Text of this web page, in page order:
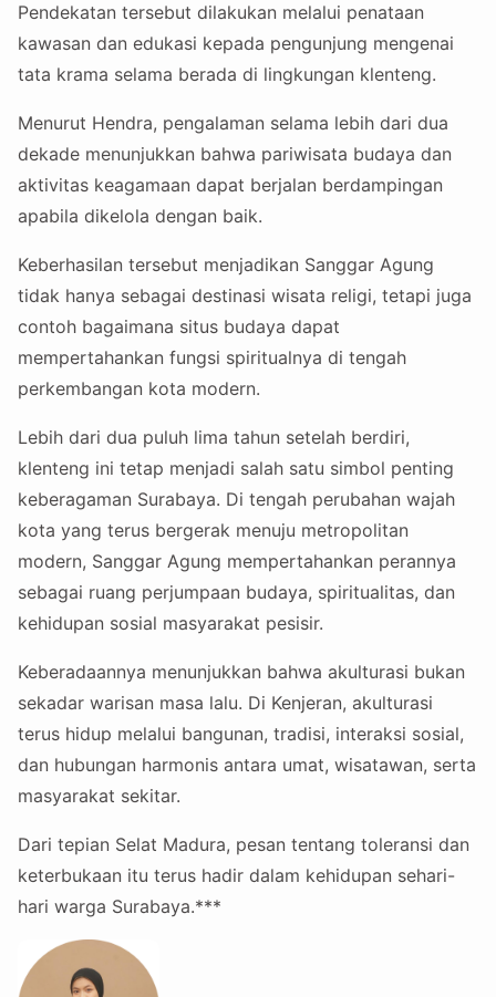
Pendekatan tersebut dilakukan melalui penataan
kawasan dan edukasi kepada pengunjung mengenai
tata krama selama berada di lingkungan klenteng.
Menurut Hendra, pengalaman selama lebih dari dua
dekade menunjukkan bahwa pariwisata budaya dan
aktivitas keagamaan dapat berjalan berdampingan
apabila dikelola dengan baik.
Keberhasilan tersebut menjadikan Sanggar Agung
tidak hanya sebagai destinasi wisata religi, tetapi juga
contoh bagaimana situs budaya dapat
mempertahankan fungsi spiritualnya di tengah
perkembangan kota modern.
Lebih dari dua puluh lima tahun setelah berdiri,
klenteng ini tetap menjadi salah satu simbol penting
keberagaman Surabaya. Di tengah perubahan wajah
kota yang terus bergerak menuju metropolitan
modern, Sanggar Agung mempertahankan perannya
sebagai ruang perjumpaan budaya, spiritualitas, dan
kehidupan sosial masyarakat pesisir.
Keberadaannya menunjukkan bahwa akulturasi bukan
sekadar warisan masa lalu. Di Kenjeran, akulturasi
terus hidup melalui bangunan, tradisi, interaksi sosial,
dan hubungan harmonis antara umat, wisatawan, serta
masyarakat sekitar.
Dari tepian Selat Madura, pesan tentang toleransi dan
keterbukaan itu terus hadir dalam kehidupan sehari-
hari warga Surabaya.***